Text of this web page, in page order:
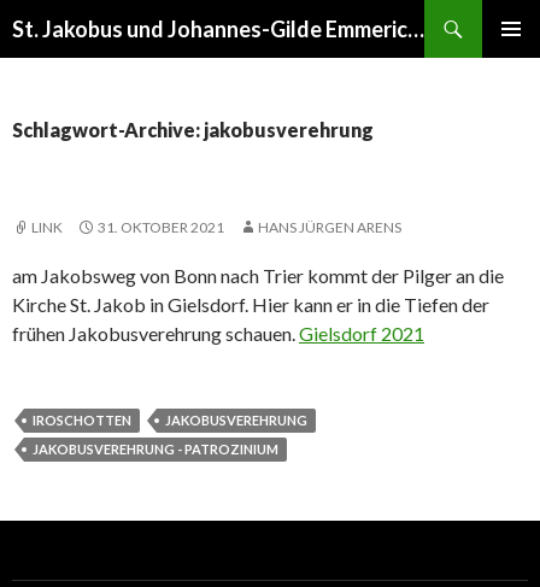
St. Jakobus und Johannes-Gilde Emmerich am Rhein
Schlagwort-Archive: jakobusverehrung
LINK 31. OKTOBER 2021 HANS JÜRGEN ARENS
am Jakobsweg von Bonn nach Trier kommt der Pilger an die
Kirche St. Jakob in Gielsdorf. Hier kann er in die Tiefen der
frühen Jakobusverehrung schauen.Gielsdorf 2021
IROSCHOTTEN
JAKOBUSVEREHRUNG
JAKOBUSVEREHRUNG - PATROZINIUM